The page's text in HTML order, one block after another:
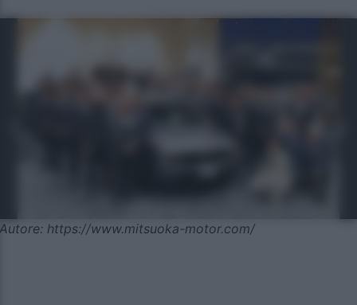
Autore: https://www.mitsuoka-motor.com/